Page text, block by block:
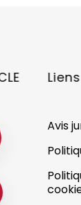
Liens
Avis